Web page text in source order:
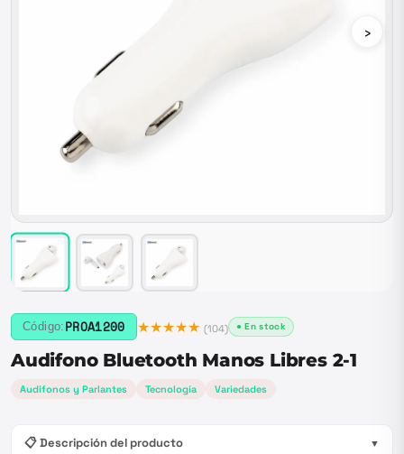
›
Código: PROA1200 ★★★★★ (104) ● En stock
Audifono Bluetooth Manos Libres 2-1
Audifonos y Parlantes Tecnología Variedades
📋 Descripción del producto ▼